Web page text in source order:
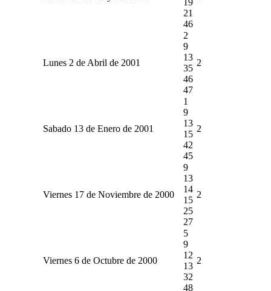
21
46
Lunes 2 de Abril de 2001
2
9
13
35
46
47
2
Sabado 13 de Enero de 2001
1
9
13
15
42
45
2
Viernes 17 de Noviembre de 2000
9
13
14
15
25
27
2
Viernes 6 de Octubre de 2000
5
9
12
13
32
48
2